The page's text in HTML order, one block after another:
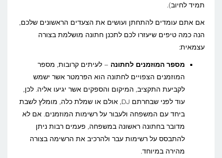
תמיד לחיוב).
אם אתם עומדים להתחתן ועושים את הצעדים הראשונים שלכם,
הנה כמה טיפים שיעזרו לכם לתכנן חתונה מושלמת בצורה
עצמאית:
מספר המוזמנים לחתונה – לעיתים קרובות, מספר
המוזמנים הצפויים לחתונה הוא הפרמטר אשר ישמש
לקביעת התקציב, המיקום והספקים אשר יגיעו אליה. לכן,
עוד לפני שבחרתם DJ, אולם או שמלת כלה, מומלץ לשבת
ביחד עם המשפחה ולעבור על רשימות המוזמנים. אם לא
מדובר בחתונה ראשונה במשפחה, פעמים רבות ניתן
להתבסס על רשימות עבר ולהרכיב את הרשימה בצורה
מהירה במיוחד.